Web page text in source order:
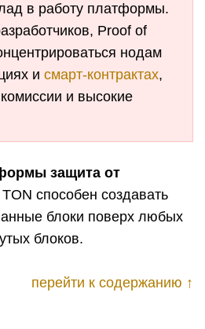
в работу платформы.
Proof of
нодам
и смарт-контрактах,
и высокие
защита от
TON способен создавать
блоки поверх любых
блоков.
перейти к содержанию ↑